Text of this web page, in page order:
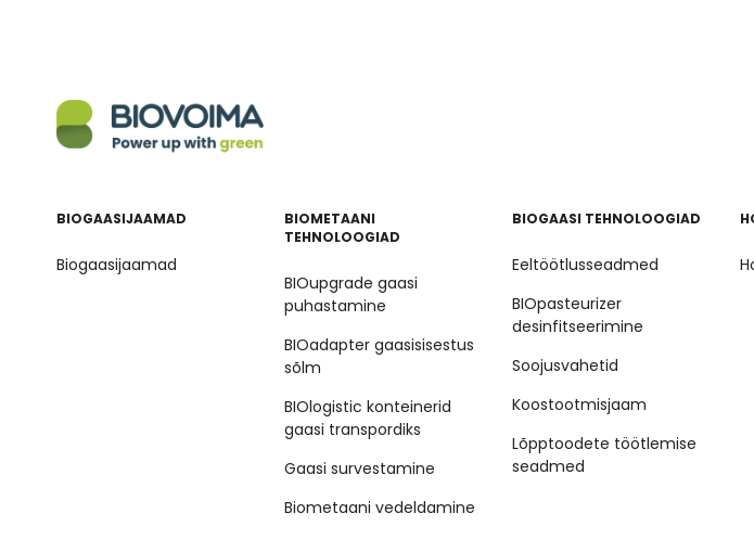
BIOGAASIJAAMAD
Biogaasijaamad
BIOMETAANI
TEHNOLOOGIAD
BIOupgrade gaasi
puhastamine
BIOadapter gaasisisestus
sõlm
BIOlogistic konteinerid
gaasi transpordiks
Gaasi survestamine
Biometaani vedeldamine
BIOGAASI TEHNOLOOGIAD
Eeltöötlusseadmed
BIOpasteurizer
desinfitseerimine
Soojusvahetid
Koostootmisjaam
Lõpptoodete töötlemise
seadmed